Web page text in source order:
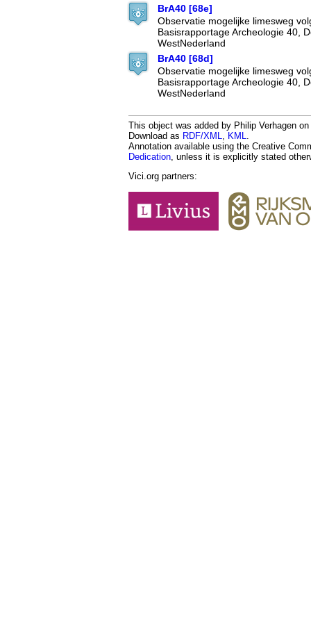
BrA40 [68e]
Observatie mogelijke limesweg
Basisrapportage Archeologie 40,
WestNederland
BrA40 [68d]
Observatie mogelijke limesweg
Basisrapportage Archeologie 40,
WestNederland
This object was added by Philip Verhagen
Download as RDF/XML, KML.
Annotation available using the Creative
Dedication, unless it is explicitly stated
Vici.org partners: